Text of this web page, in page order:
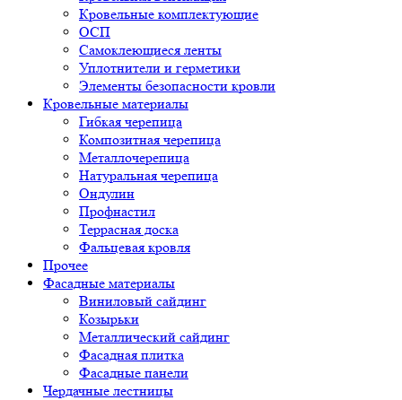
Кровельные комплектующие
ОСП
Самоклеющиеся ленты
Уплотнители и герметики
Элементы безопасности кровли
Кровельные материалы
Гибкая черепица
Композитная черепица
Металлочерепица
Натуральная черепица
Ондулин
Профнастил
Террасная доска
Фальцевая кровля
Прочее
Фасадные материалы
Виниловый сайдинг
Козырьки
Металлический сайдинг
Фасадная плитка
Фасадные панели
Чердачные лестницы